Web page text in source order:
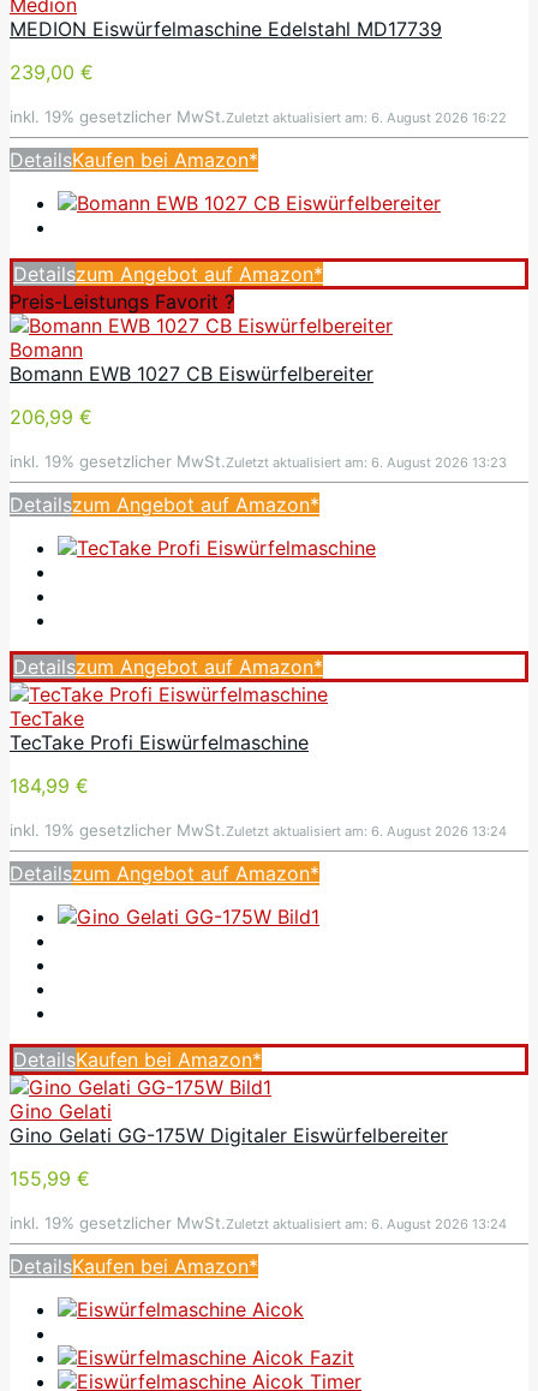
MEDION Eiswürfelmaschine Edelstahl MD17739
239,00 €
inkl. 19% gesetzlicher MwSt.Zuletzt aktualisiert am: 6. August 2026 16:22
DetailsKaufen bei Amazon*
Detailszum Angebot auf Amazon*
Preis-Leistungs Favorit ️️?
Bomann
Bomann EWB 1027 CB Eiswürfelbereiter
206,99 €
inkl. 19% gesetzlicher MwSt.Zuletzt aktualisiert am: 6. August 2026 13:23
Detailszum Angebot auf Amazon*
Detailszum Angebot auf Amazon*
TecTake
TecTake Profi Eiswürfelmaschine
184,99 €
inkl. 19% gesetzlicher MwSt.Zuletzt aktualisiert am: 6. August 2026 13:24
Detailszum Angebot auf Amazon*
DetailsKaufen bei Amazon*
Gino Gelati
Gino Gelati GG-175W Digitaler Eiswürfelbereiter
155,99 €
inkl. 19% gesetzlicher MwSt.Zuletzt aktualisiert am: 6. August 2026 13:24
DetailsKaufen bei Amazon*